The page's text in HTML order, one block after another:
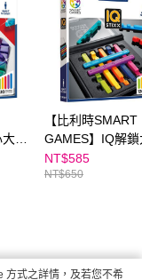
挑
遊
【比利時SMART
GAMES】IQ解鎖
戰
NT$585
NT$650
方式之詳情，及若您不希